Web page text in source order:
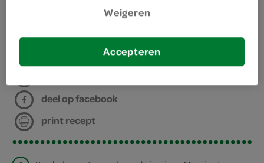
bereiden
deel op facebook
print recept
Weigeren
Accepteren